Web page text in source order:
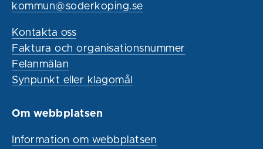
kommun@soderkoping.se
Kontakta oss
Faktura och organisationsnummer
Felanmälan
Synpunkt eller klagomål
Om webbplatsen
Information om webbplatsen